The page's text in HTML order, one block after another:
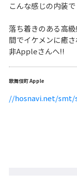
こんな感じの内装
落ち着きのある高
間でイケメンに癒
非Appleさんへ!!
歌舞伎町 Apple
//hosnavi.net/smt/